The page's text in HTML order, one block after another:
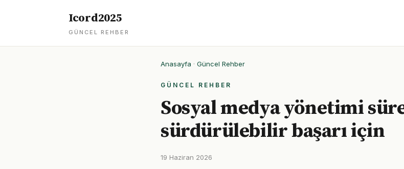
Icord2025
GÜNCEL REHBER
Anasayfa · Güncel Rehber
GÜNCEL REHBER
Sosyal medya yönetimi
sürdürülebilir başarı için
19 Haziran 2026